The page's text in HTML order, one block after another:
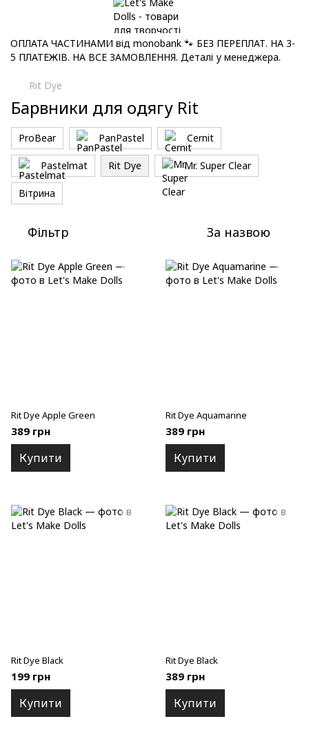
ОПЛАТА ЧАСТИНАМИ від monobank 🐾 БЕЗ ПЕРЕПЛАТ. НА 3-
5 ПЛАТЕЖІВ. НА ВСЕ ЗАМОВЛЕННЯ. Деталі у менеджера.
Rit Dye
Барвники для одягу Rit
ProBear PanPastel Cernit
Pastelmat Rit Dye Mr. Super Clear
Вітрина
Фільтр За назвою
Rit Dye Apple Green
389 грн
Купити
Rit Dye Aquamarine
389 грн
Купити
Rit Dye Black
199 грн
Купити
Rit Dye Black
389 грн
Купити